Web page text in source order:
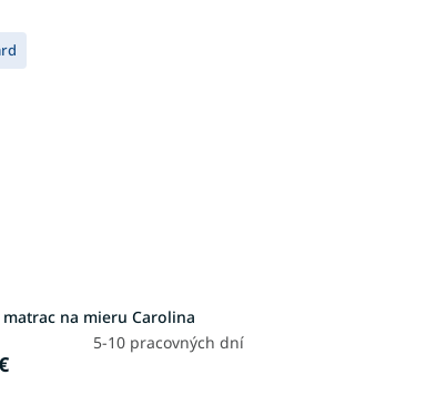
matrac na mieru Carolina
5-10 pracovných dní